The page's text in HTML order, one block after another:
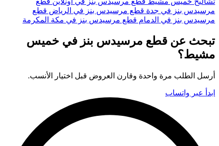
مرسيدس بنز في جدة قطع مرسيدس بنز في الرياض قطع
مرسيدس بنز في الدمام قطع مرسيدس بنز في مكة المكرمة
تبحث عن قطع مرسيدس بنز في خميس
مشيط؟
أرسل الطلب مرة واحدة وقارن العروض قبل اختيار الأنسب.
ابدأ عبر واتساب